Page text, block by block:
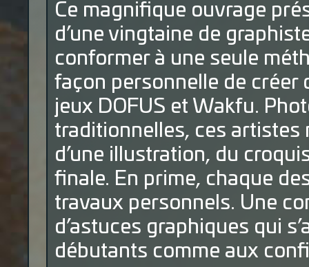
Ce magnifique ouvrage
d’une vingtaine de
conformer à une seule
façon personnelle de créer
jeux DOFUS et Wakfu.
traditionnelles, ces artistes
d’une illustration, du
finale. En prime, chaque
travaux personnels. Une
d’astuces graphiques qui
débutants comme aux